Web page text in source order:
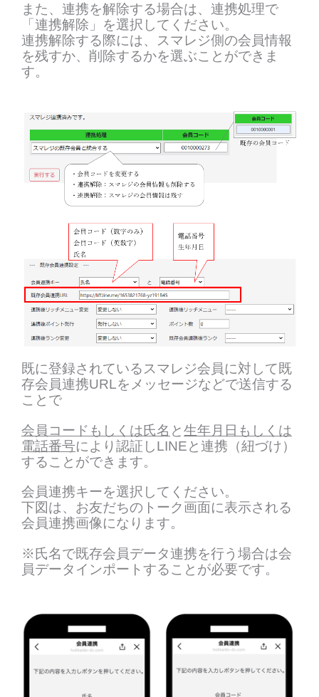
また、連携を解除する場合は、連携処理で
「連携解除」を選択してください。
連携解除する際には、スマレジ側の会員情報
を残すか、削除するかを選ぶことができま
す。
既に登録されているスマレジ会員に対して既
存会員連携URLをメッセージなどで送信する
ことで
会員コードもしくは氏名 と生年月日もしくは
電話番号により認証しLINEと連携（紐づけ）
することができます。
会員連携キーを選択してください。
下図は、お友だちのトーク画面に表示される
会員連携画像になります。
※氏名で既存会員データ連携を行う場合は会
員データインポートすることが必要です。